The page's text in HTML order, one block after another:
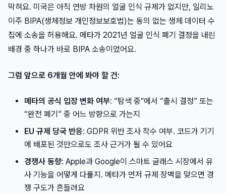
막혀요. 미국은 아직 연방 차원의 얼굴 인식 규제가 없지만, 일리노
이주 BIPA(생체정보 개인정보보호법)는 동의 없는 생체 데이터 수
집에 소송을 허용해요. 메타가 2021년 얼굴 인식 폐기 결정을 내린
배경 중 하나가 바로 BIPA 소송이었어요.
그럼 앞으로 6개월 안에 봐야 할 건:
메타의 공식 입장 변화 여부: “탐색 중"에서 “출시 결정” 또는
“완전 폐기” 중 어느 방향으로 가는지
EU 규제 당국 반응: GDPR 위반 조사 착수 여부. 코드가 기기
에 배포된 것만으로도 조사 근거가 될 수 있어요
경쟁사 동향: Apple과 Google이 스마트 글래스 시장에서 유
사 기능을 어떻게 다룰지. 메타가 먼저 규제 장벽을 맞으면 경
쟁 구도가 흔들려요